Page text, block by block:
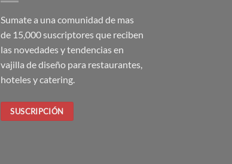
Sumate a una comunidad de mas
de 15,000 suscriptores que reciben
las novedades y tendencias en
vajilla de diseño para restaurantes,
hoteles y catering.
SUSCRIPCIÓN